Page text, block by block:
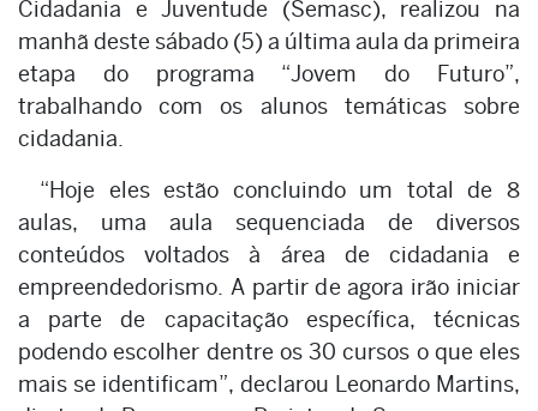
Cidadania e Juventude (Semasc), realizou na
manhã deste sábado (5) a última aula da primeira
etapa do programa “Jovem do Futuro”,
trabalhando com os alunos temáticas sobre
cidadania.
“Hoje eles estão concluindo um total de 8
aulas, uma aula sequenciada de diversos
conteúdos voltados à área de cidadania e
empreendedorismo. A partir de agora irão iniciar
a parte de capacitação específica, técnicas
podendo escolher dentre os 30 cursos o que eles
mais se identificam”, declarou Leonardo Martins,